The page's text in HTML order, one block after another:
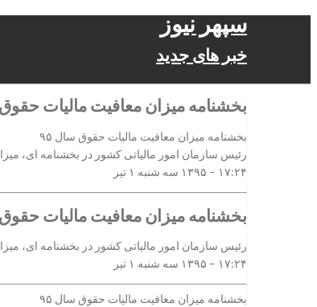
سپهر نیوز
خبر های جدید
بخشنامه میزان معافیت مالیات حقوق
بخشنامه میزان معافیت مالیات حقوق سال ۹۵
رئیس سازمان امور مالیاتی کشور در بخشنامه ای، میزان معافیت مالیات بر درآمد حقوق سال ۱۳۹۵ را ابلاغ کرد
۱۷:۲۴ – ۱۳۹۵ سه شنبه ۱ تیر
بخشنامه میزان معافیت مالیات حقوق
رئیس سازمان امور مالیاتی کشور در بخشنامه ای، میزان معافیت مالیات بر درآمد حقوق سال ۱۳۹۵ را ابلاغ کرد
۱۷:۲۴ – ۱۳۹۵ سه شنبه ۱ تیر
بخشنامه میزان معافیت مالیات حقوق سال ۹۵